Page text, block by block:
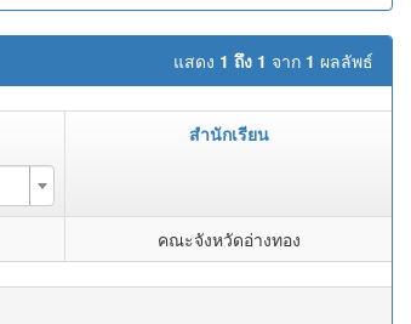
แสดง 1 ถึง 1 จาก 1 ผลลัพธ์
สำนักเรียน
คณะจังหวัดอ่างทอง